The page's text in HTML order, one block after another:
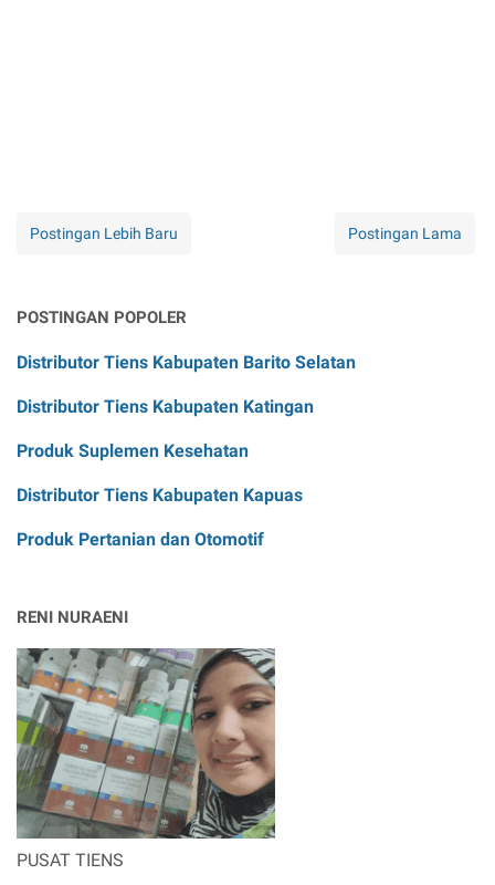
Postingan Lebih Baru Postingan Lama
POSTINGAN POPOLER
Distributor Tiens Kabupaten Barito Selatan
Distributor Tiens Kabupaten Katingan
Produk Suplemen Kesehatan
Distributor Tiens Kabupaten Kapuas
Produk Pertanian dan Otomotif
RENI NURAENI
PUSAT TIENS